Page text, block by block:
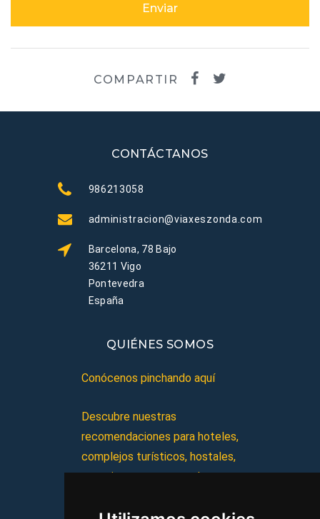
Enviar
COMPARTIR
CONTÁCTANOS
986213058
administracion@viaxeszonda.com
Barcelona, 78 Bajo
36211 Vigo
Pontevedra
España
QUIÉNES SOMOS
Conócenos pinchando aquí
Descubre nuestras
recomendaciones para hoteles,
complejos turísticos, hostales,
vacaciones, paquetes de